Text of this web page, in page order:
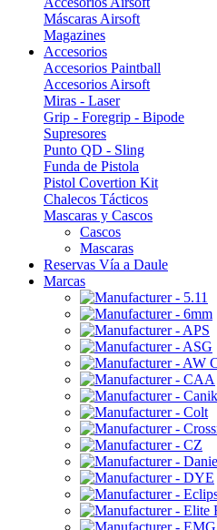
Máscaras Airsoft
Magazines
Accesorios
Accesorios Paintball
Accesorios Airsoft
Miras - Laser
Grip - Foregrip - Bipode
Supresores
Punto QD - Sling
Funda de Pistola
Pistol Covertion Kit
Chalecos Tácticos
Mascaras y Cascos
Cascos
Mascaras
Reservas Vía a Daule
Marcas